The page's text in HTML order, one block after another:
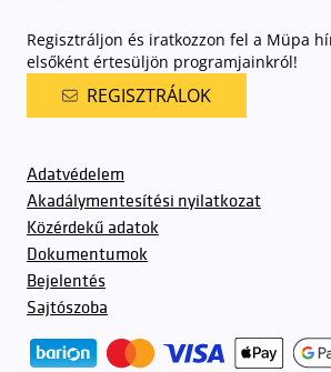
Regisztráljon és iratkozzon fel a Müpa
elsőként értesüljön programjainkról!
REGISZTRÁLOK
Adatvédelem
Akadálymentesítési nyilatkozat
Közérdekű adatok
Dokumentumok
Bejelentés
Sajtószoba